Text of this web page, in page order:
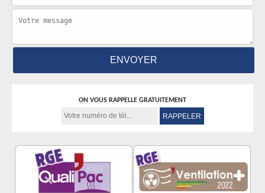
ON VOUS RAPPELLE GRATUITEMENT